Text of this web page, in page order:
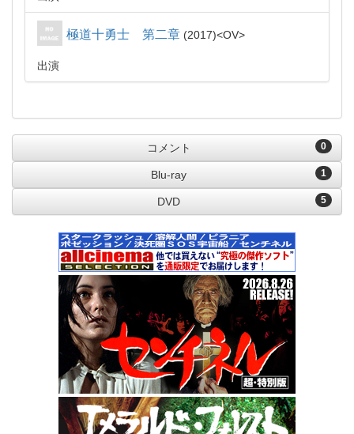
極道十勇士 第二章 2017 OV
出演
0
コメント
1
Blu-ray
5
DVD